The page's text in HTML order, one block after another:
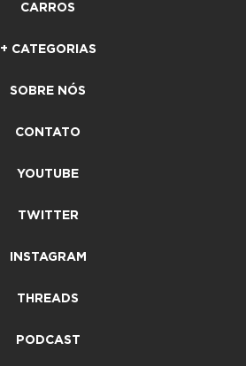
CARROS
+ CATEGORIAS
SOBRE NÓS
CONTATO
YOUTUBE
TWITTER
INSTAGRAM
THREADS
PODCAST